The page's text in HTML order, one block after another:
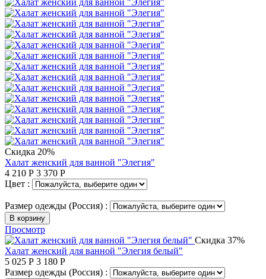
Скидка 20%
Халат женский для ванной "Элегия"
4 210 Р 3 370 Р
Цвет :
Размер одежды (Россия) :
В корзину
Просмотр
Скидка 37%
Халат женский для ванной "Элегия белый"
5 025 Р 3 180 Р
Размер одежды (Россия) :